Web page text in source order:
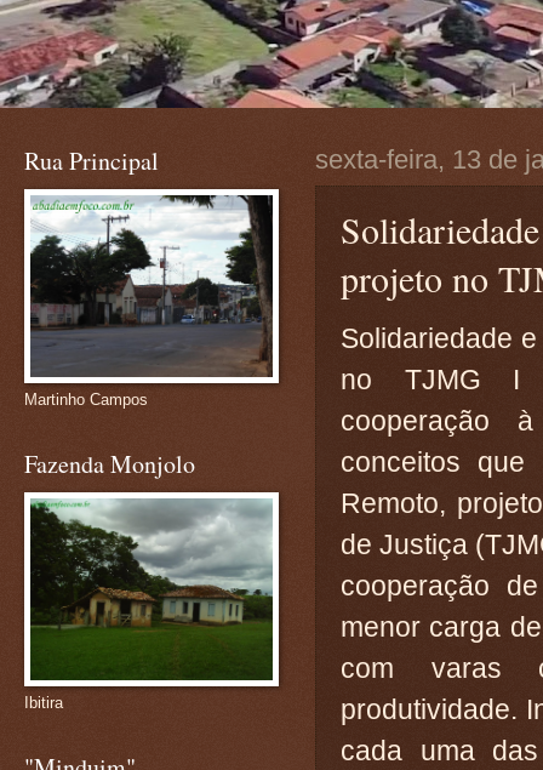
sexta-feira, 13 de
projeto no
Solidariedade
no TJMG I
cooperação
conceitos
Remoto,
de Justiça
cooperação
menor carga
com varas
produtividade.
cada uma
Rua Principal
Martinho Campos
Fazenda Monjolo
Ibitira